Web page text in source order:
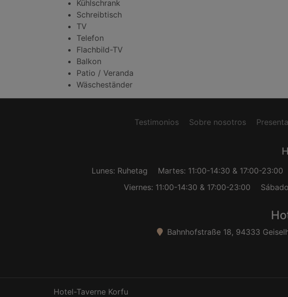
Kühlschrank
Schreibtisch
TV
Telefon
Flachbild-TV
Balkon
Patio / Veranda
Wäscheständer
Testimonios Sobre nosotros
Lunes: Ruhetag Martes: 11:00-14:30 & 17:00-23:00
Viernes: 11:00-14:30 & 17:00-23:00
Bahnhofstraße 18, 94333
Hotel-Taverne Korfu